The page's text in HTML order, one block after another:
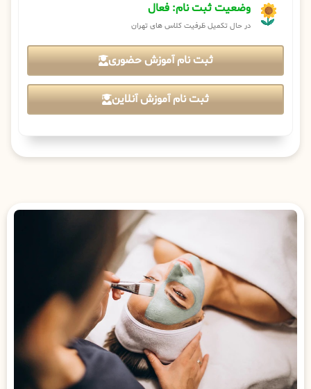
وضعیت ثبت نام: فعال
در حال تکمیل ظرفیت کلاس های تهران
ثبت نام آموزش حضوری
ثبت نام آموزش آنلاین